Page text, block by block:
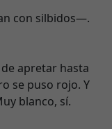
con silbidos—.
apretar hasta
se puso rojo. Y
blanco, sí.